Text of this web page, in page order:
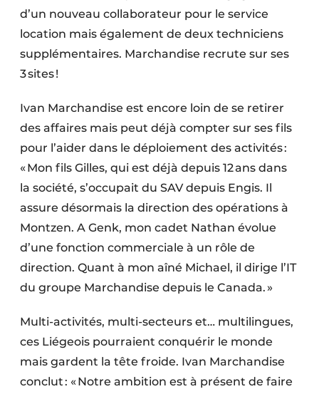
d’un nouveau collaborateur pour le service
location mais également de deux techniciens
supplémentaires. Marchandise recrute sur ses
3 sites !
Ivan Marchandise est encore loin de se retirer
des affaires mais peut déjà compter sur ses fils
pour l’aider dans le déploiement des activités :
« Mon fils Gilles, qui est déjà depuis 12 ans dans
la société, s’occupait du SAV depuis Engis. Il
assure désormais la direction des opérations à
Montzen. A Genk, mon cadet Nathan évolue
d’une fonction commerciale à un rôle de
direction. Quant à mon aîné Michael, il dirige l’IT
du groupe Marchandise depuis le Canada. »
Multi-activités, multi-secteurs et… multilingues,
ces Liégeois pourraient conquérir le monde
mais gardent la tête froide. Ivan Marchandise
conclut : « Notre ambition est à présent de faire